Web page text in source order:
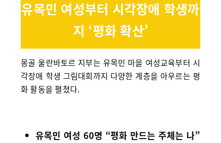
유목민 여성부터 시각장애 학생까
지 ‘평화 확산’
몽골 울란바토르 지부는 유목민 마을 여성교육부터 시
각장애 학생 그림대회까지 다양한 계층을 아우르는 평
화 활동을 펼쳤다.
유목민 여성 60명 “평화 만드는 주체는 나”